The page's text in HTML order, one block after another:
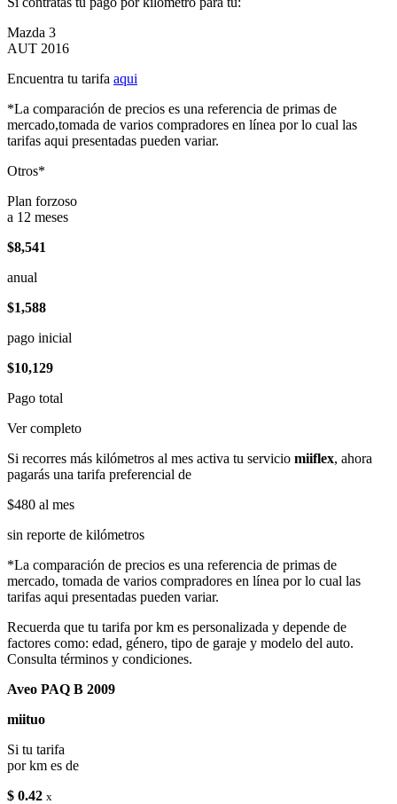
Mazda 3
AUT 2016
Encuentra tu tarifa aqui
*La comparación de precios es una referencia de primas de
mercado,tomada de varios compradores en línea por lo cual las
tarifas aqui presentadas pueden variar.
Otros*
Plan forzoso
a 12 meses
$8,541
anual
$1,588
pago inicial
$10,129
Pago total
Ver completo
Si recorres más kilómetros al mes activa tu servicio miiflex, ahora
pagarás una tarifa preferencial de
$480 al mes
sin reporte de kilómetros
*La comparación de precios es una referencia de primas de
mercado, tomada de varios compradores en línea por lo cual las
tarifas aqui presentadas pueden variar.
Recuerda que tu tarifa por km es personalizada y depende de
factores como: edad, género, tipo de garaje y modelo del auto.
Consulta términos y condiciones.
Aveo PAQ B 2009
miituo
Si tu tarifa
por km es de
$ 0.42 x